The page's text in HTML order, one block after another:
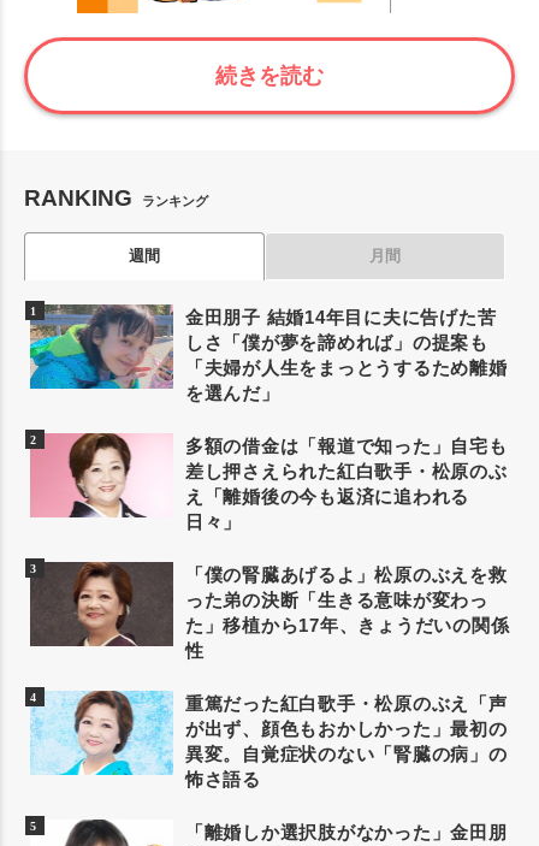
続きを読む
RANKING ランキング
週間 月間
金田朋子 結婚14年目に夫に告げた苦
しさ「僕が夢を諦めれば」の提案も
「夫婦が人生をまっとうするため離婚
を選んだ」
多額の借金は「報道で知った」自宅も
差し押さえられた紅白歌手・松原のぶ
え「離婚後の今も返済に追われる
日々」
「僕の腎臓あげるよ」松原のぶえを救
った弟の決断「生きる意味が変わっ
た」移植から17年、きょうだいの関係
性
重篤だった紅白歌手・松原のぶえ「声
が出ず、顔色もおかしかった」最初の
異変。自覚症状のない「腎臓の病」の
怖さ語る
「離婚しか選択肢がなかった」金田朋